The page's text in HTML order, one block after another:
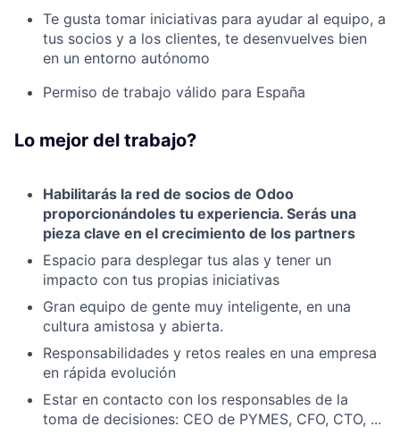
Fund investing
Submit your summary
Jobs
Contact Us
Te gusta tomar iniciativas para ayudar al equipo, a
tus socios y a los clientes, te desenvuelves bien
en un entorno autónomo
Permiso de trabajo válido para España
Lo mejor del trabajo?​
Habilitarás la red de socios de Odoo
proporcionándoles tu experiencia. Serás una
pieza clave en el crecimiento de los partners
Espacio para desplegar tus alas y tener un
impacto con tus propias iniciativas
Gran equipo de gente muy inteligente, en una
cultura amistosa y abierta.
Responsabilidades y retos reales en una empresa
en rápida evolución
Estar en contacto con los responsables de la
toma de decisiones: CEO de PYMES, CFO, CTO, ...